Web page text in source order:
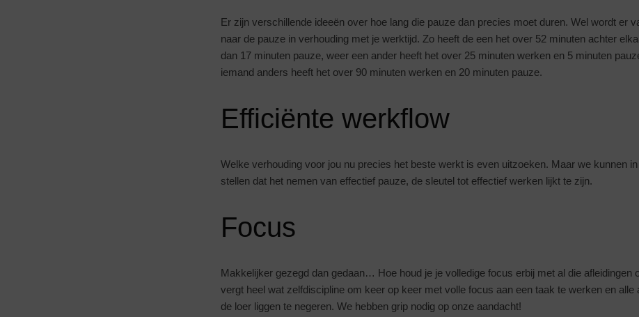
Er zijn verschillende ideeën over hoe lang die pauze dan precies moet duren. Wel wordt er
naar de pauze in verhouding met je werktijd. Zo heeft de een het over 52 minuten achter
dan 17 minuten pauze, weer een ander heeft het over 25 minuten werken en 5 minuten
iemand anders heeft het over 90 minuten werken en 20 minuten pauze.
Efficiënte werkflow
Welke verhouding voor jou nu precies het beste werkt is even uitzoeken. Maar we kunnen
stellen dat het nemen van effectief pauze, de sleutel tot effectief werken lijkt te zijn.
Focus
Makkelijker gezegd dan gedaan… Hoe houd je je volledige focus erbij met al die afleidingen
vergt heel wat zelfdiscipline om keer op keer met volle focus aan een taak te werken en alle
de loer liggen te negeren. We hebben grip nodig op onze aandacht!